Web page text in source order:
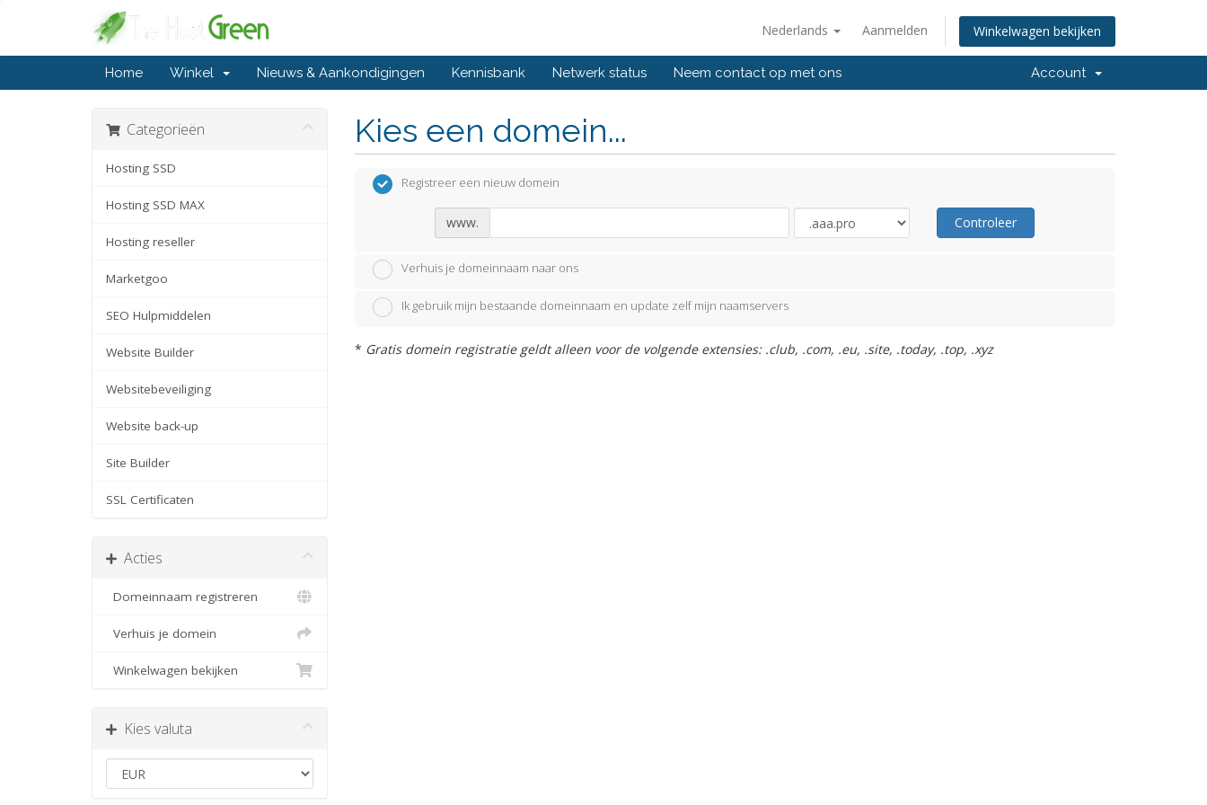
Nederlands Aanmelden Winkelwagen bekijken
Home Winkel Nieuws & Aankondigingen Kennisbank Netwerk status Neem contact op met ons Account
Categorieën
Hosting SSD
Hosting SSD MAX
Hosting reseller
Marketgoo
SEO Hulpmiddelen
Website Builder
Websitebeveiliging
Website back-up
Site Builder
SSL Certificaten
Acties
Domeinnaam registreren
Verhuis je domein
Winkelwagen bekijken
Kies valuta
Kies een domein...
Registreer een nieuw domein
www. Controleer
Verhuis je domeinnaam naar ons
Ik gebruik mijn bestaande domeinnaam en update zelf mijn naamservers
* Gratis domein registratie geldt alleen voor de volgende extensies: .club, .com, .eu, .site, .today, .top, .xyz